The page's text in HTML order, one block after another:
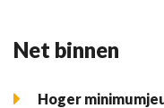
Net binnen
Hoger